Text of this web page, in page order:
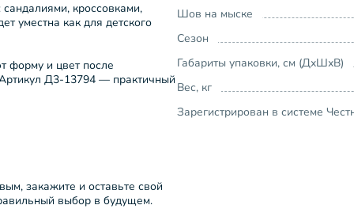
кроссовками,
уместна как для детского
форму и цвет после
Д3-13794 — практичный
Шов на мыске
Сезон
Габариты упаковки, см (ДхШхВ)
Вес, кг
Зарегистрирован в системе
закажите и оставьте свой
выбор в будущем.